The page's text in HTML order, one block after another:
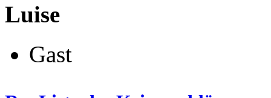
Luise
Gast